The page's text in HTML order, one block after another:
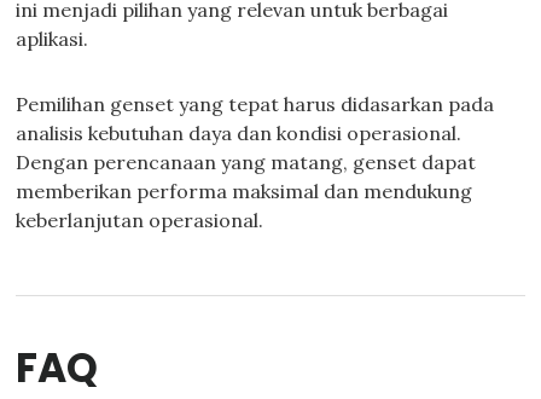
ini menjadi pilihan yang relevan untuk berbagai
aplikasi.
Pemilihan genset yang tepat harus didasarkan pada
analisis kebutuhan daya dan kondisi operasional.
Dengan perencanaan yang matang, genset dapat
memberikan performa maksimal dan mendukung
keberlanjutan operasional.
FAQ